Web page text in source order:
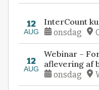
12
AUG
InterCount
onsdag
12
AUG
Webinar –
aflevering af
onsdag